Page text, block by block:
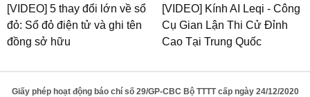
[VIDEO] 5 thay đổi lớn về sổ
đỏ: Sổ đỏ điện tử và ghi tên
đồng sở hữu
[VIDEO] Kính AI Leqi - Công
Cụ Gian Lận Thi Cử Đỉnh
Cao Tại Trung Quốc
Giấy phép hoạt động báo chí số 29/GP-CBC Bộ TTTT cấp ngày 24/12/2020